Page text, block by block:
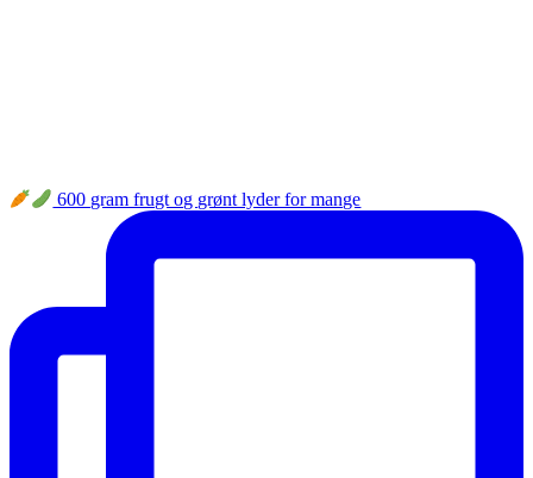
600 gram frugt og grønt lyder for mange